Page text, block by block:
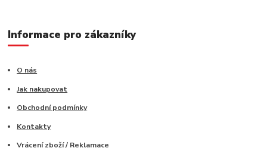
Informace pro zákazníky
O nás
Jak nakupovat
Obchodní podmínky
Kontakty
Vrácení zboží / Reklamace